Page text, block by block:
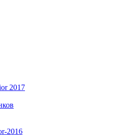
2017
2016